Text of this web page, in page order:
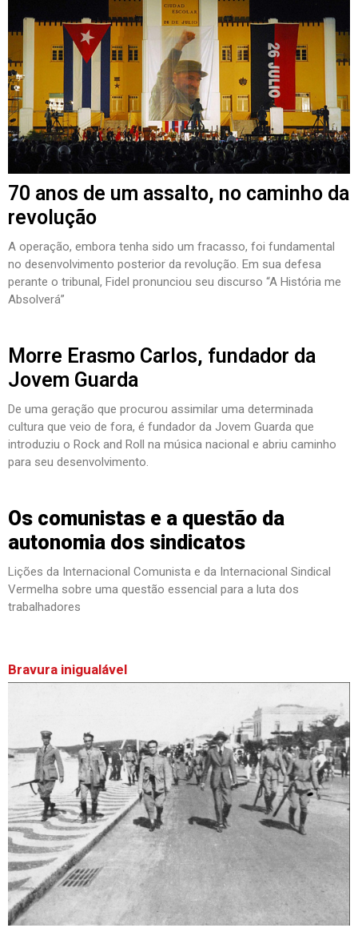
70 anos de um assalto, no caminho da
revolução
A operação, embora tenha sido um fracasso, foi fundamental
no desenvolvimento posterior da revolução. Em sua defesa
perante o tribunal, Fidel pronunciou seu discurso “A História me
Absolverá”
Morre Erasmo Carlos, fundador da
Jovem Guarda
De uma geração que procurou assimilar uma determinada
cultura que veio de fora, é fundador da Jovem Guarda que
introduziu o Rock and Roll na música nacional e abriu caminho
para seu desenvolvimento.
Os comunistas e a questão da
autonomia dos sindicatos
Lições da Internacional Comunista e da Internacional Sindical
Vermelha sobre uma questão essencial para a luta dos
trabalhadores
Bravura inigualável